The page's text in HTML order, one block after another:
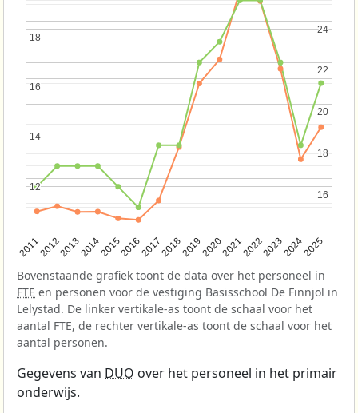
201120122013201420152016201720182019202020212022202320242025
12
12
14
14
16
16
18
18
16
16
18
18
20
20
22
22
24
24
Bovenstaande grafiek toont de data over het personeel in
FTE en personen voor de vestiging Basisschool De Finnjol in
Lelystad. De linker vertikale-as toont de schaal voor het
aantal FTE, de rechter vertikale-as toont de schaal voor het
aantal personen.
Gegevens van DUO over het personeel in het primair
onderwijs.